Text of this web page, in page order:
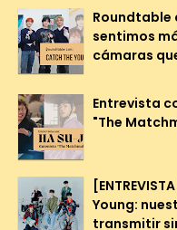
Roundtable
sentimos
cámaras
Entrevista
"The
Young:
transmitir